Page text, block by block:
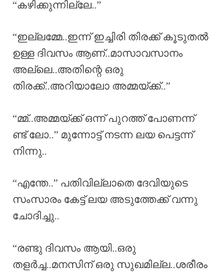
“കഴിക്കുന്നില്ലേ..”
“ഇല്ലമ്മേ..ഇന്ന് ഇച്ചിരി തിരക്ക് കൂടുതൽ
ഉള്ള ദിവസം ആണ്..മാസാവസാനം
അല്ലെ..അതിന്റെ ഒരു
തിരക്ക്..അറിയാലോ അമ്മയ്ക്ക്..”
“മ്മ്..അമ്മയ്ക്ക് ഒന്ന് പുറത്ത് പോണന്ന്
ണ്ട് ലോ..” മുന്നോട്ട് നടന്ന ലയ പെട്ടന്ന്
നിന്നു..
“എന്തേ..” പതിവില്ലാതെ ദേവിയുടെ
സംസാരം കേട്ട് ലയ അടുത്തേക്ക് വന്നു
ചോദിച്ചു..
“രണ്ടു ദിവസം ആയി..ഒരു
തളർച്ച..മനസിന് ഒരു സുഖമില്ല..ശരീരം